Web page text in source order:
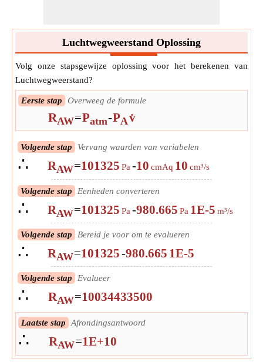
Luchtwegweerstand Oplossing
Volg onze stapsgewijze oplossing voor het berekenen van
Luchtwegweerstand?
Eerste stap Overweeg de formule
RAW=Patm-PAv̇
Volgende stap Vervang waarden van variabelen
∴ RAW=101325 Pa-10 cmAq 10 cm³/s
Volgende stap Eenheden converteren
∴ RAW=101325 Pa -980.665 Pa 1E-5 m³/s
Volgende stap Bereid je voor om te evalueren
∴ RAW=101325-980.665 1E-5
Volgende stap Evalueer
∴ RAW=10034433500
Laatste stap Afrondingsantwoord
∴ RAW=1E+10